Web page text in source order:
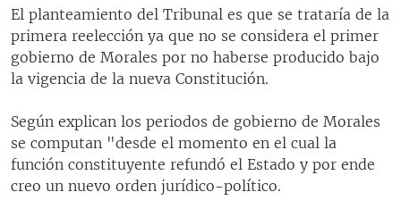
El planteamiento del Tribunal es que se trataría de la
primera reelección ya que no se considera el primer
gobierno de Morales por no haberse producido bajo
la vigencia de la nueva Constitución.
Según explican los periodos de gobierno de Morales
se computan "desde el momento en el cual la
función constituyente refundó el Estado y por ende
creo un nuevo orden jurídico-político.